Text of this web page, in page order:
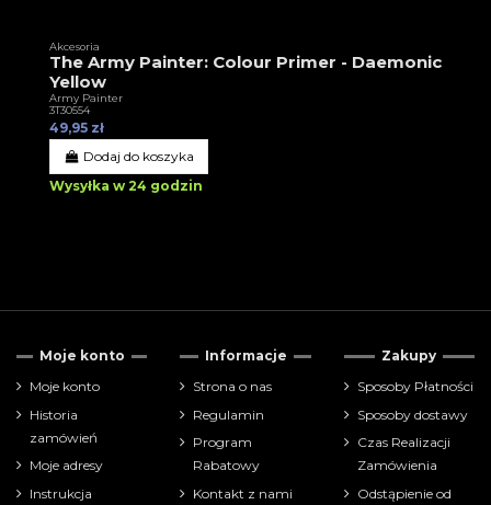
Akcesoria
The Army Painter: Colour Primer - Daemonic
Yellow
Army Painter
3T30554
49,95 zł
Dodaj do koszyka
Wysyłka w 24 godzin
Moje konto
Moje konto
Historia
zamówień
Moje adresy
Instrukcja
Informacje
Strona o nas
Regulamin
Program
Rabatowy
Kontakt z nami
Zakupy
Sposoby Płatności
Sposoby dostawy
Czas Realizacji
Zamówienia
Odstąpienie od